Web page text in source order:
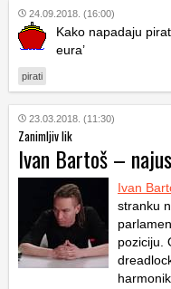
24.09.2018. (16:00)
Kako napadaju
eura’
pirati
23.03.2018. (11:30)
Zanimljiv lik
Ivan Bartoš –
Ivan
stranku
poziciju.